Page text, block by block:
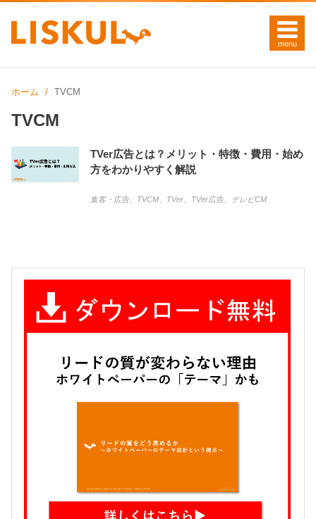
ホーム TVCM
TVCM
TVer広告とは？メリット・特徴・費用・始め
方をわかりやすく解説
集客・広告、 TVCM TVer TVer広告、 テレビCM